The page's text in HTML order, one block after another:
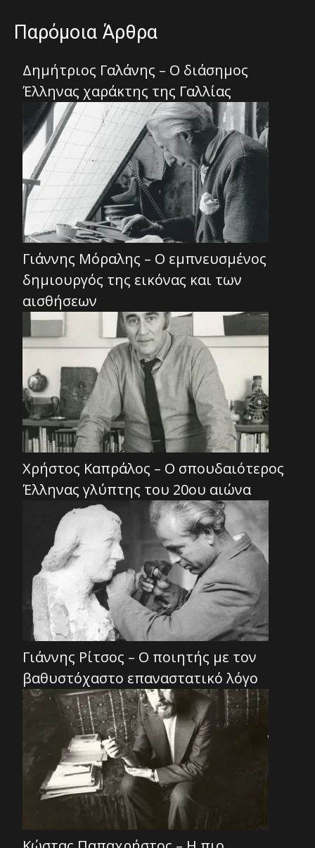
Παρόμοια Άρθρα
Δημήτριος Γαλάνης – Ο διάσημος
Έλληνας χαράκτης της Γαλλίας
Γιάννης Μόραλης – Ο εμπνευσμένος
δημιουργός της εικόνας και των
αισθήσεων
Χρήστος Καπράλος – Ο σπουδαιότερος
Έλληνας γλύπτης του 20ου αιώνα
Γιάννης Ρίτσος – Ο ποιητής με τον
βαθυστόχαστο επαναστατικό λόγο